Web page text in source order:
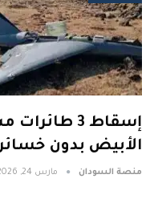
إسقاط 3
الأبيض بدون
منصة السودان مارس 24, 2026